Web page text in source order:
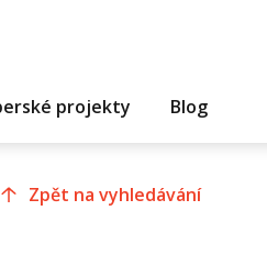
projekty Blog
Zpět na vyhledávání